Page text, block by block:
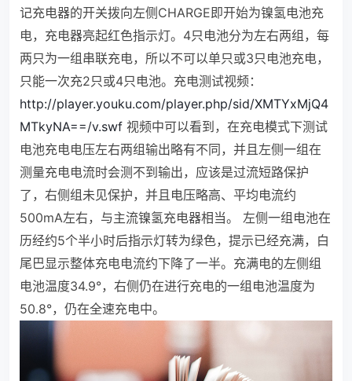
记充电器的开关拨向左侧CHARGE即开始为镍氢电池充
电，充电器亮起红色指示灯。4只电池分为左右两组，每
两只为一组串联充电，所以不可以单只或3只电池充电，
只能一次充2只或4只电池。充电测试视频：
http://player.youku.com/player.php/sid/XMTYxMjQ4
MTkyNA==/v.swf 视频中可以看到，在充电模式下测试
电池充电电压左右两组输出略有不同，并且左侧一组在
测量充电电流时会测不到输出，应该是过流短路保护
了，右侧组未见保护，并且电压略高、平均电流约
500mA左右，与主流镍氢充电器相当。
左侧一组电池在
历经约5个半小时后指示灯转为绿色，提示已经充满，白
尾巴显示整体充电电流约下降了一半。充满电的左侧组
电池温度34.9°，右侧仍在进行充电的一组电池温度为
50.8°，仍在全速充电中。